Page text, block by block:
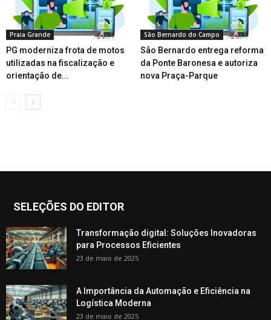
Praia Grande
PG moderniza frota de motos
utilizadas na fiscalização e
orientação de...
São Bernardo do Campo
São Bernardo entrega reforma
da Ponte Baronesa e autoriza
nova Praça-Parque
SELEÇÕES DO EDITOR
Transformação digital: Soluções Inovadoras
para Processos Eficientes
23 de maio de 2025
A Importância da Automação e Eficiência na
Logística Moderna
23 de maio de 2025